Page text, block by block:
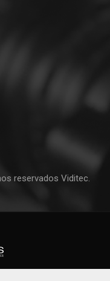
reservados Viditec.